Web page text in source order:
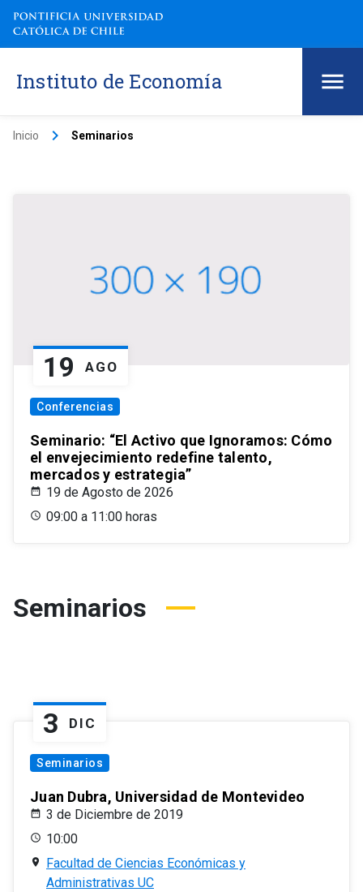
Instituto de Economía
Inicio keyboard_arrow_right Seminarios
19 AGO
Conferencias
Seminario: “El Activo que Ignoramos: Cómo
el envejecimiento redefine talento,
mercados y estrategia”
19 de Agosto de 2026
09:00 a 11:00 horas
Seminarios
3 DIC
Seminarios
Juan Dubra, Universidad de Montevideo
3 de Diciembre de 2019
10:00
Facultad de Ciencias Económicas y
Administrativas UC